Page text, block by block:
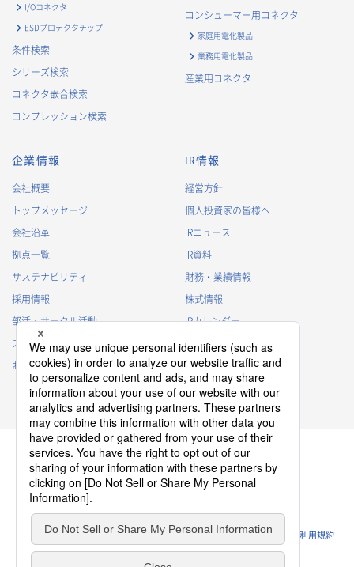
I/Oコネクタ
ESDプロテクタチップ
条件検索
シリーズ検索
コネクタ嵌合検索
コンプレッション検索
コンシューマー用コネクタ
家庭用電化製品
業務用電化製品
産業用コネクタ
企業情報
会社概要
トップメッセージ
会社沿革
拠点一覧
サステナビリティ
採用情報
部活・サークル活動
スポンサー活動
お問い合わせ
IR情報
経営方針
個人投資家の皆様へ
IRニュース
IR資料
財務・業績情報
株式情報
IRカレンダー
IRに関するよくあるご質問
IRポリシー
免責事項
プライバシーポリシー
クッキーポリシー
ソーシャルメディアポリシー
ウェブサイトのご利用条件 利用規約